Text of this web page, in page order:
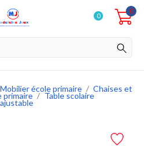
0
0
Mobilier école primaire Chaises et
primaire Table scolaire